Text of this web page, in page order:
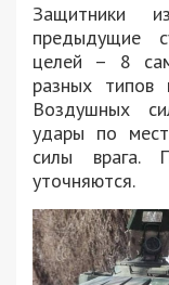
Защитники
предыдущие
целей – 8
разных типов
Воздушных
удары по
силы врага.
уточняются.